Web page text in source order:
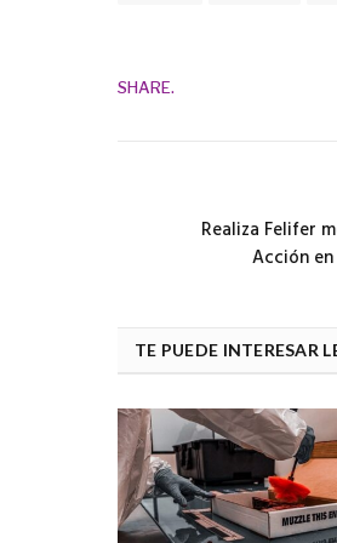
SHARE.
Realiza Felifer
Acción
TE PUEDE INTERESAR